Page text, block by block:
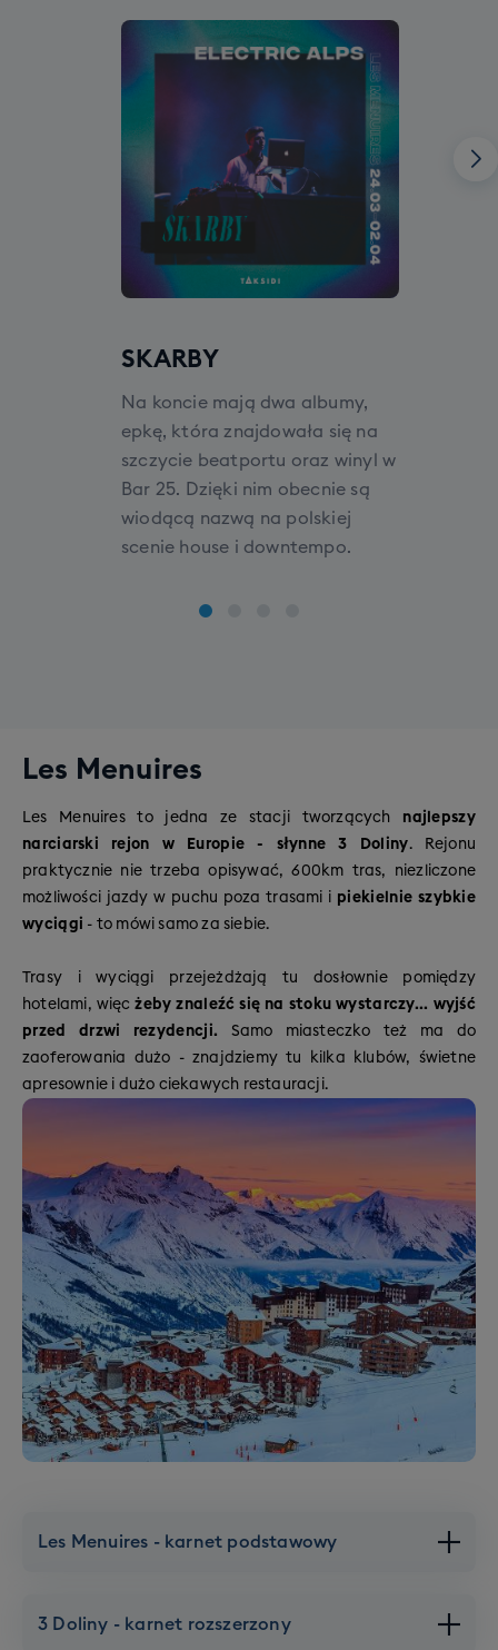
SKARBY
Na koncie mają dwa albumy,
epkę, która znajdowała się na
szczycie beatportu oraz winyl w
Bar 25. Dzięki nim obecnie są
wiodącą nazwą na polskiej
scenie house i downtempo.
Les Menuires
Les Menuires to jedna ze stacji tworzących najlepszy
narciarski rejon w Europie - słynne 3 Doliny. Rejonu
praktycznie nie trzeba opisywać, 600km tras, niezliczone
możliwości jazdy w puchu poza trasami i piekielnie szybkie
wyciągi - to mówi samo za siebie.
Trasy i wyciągi przejeżdżają tu dosłownie pomiędzy
hotelami, więcżeby znaleźć się na stoku wystarczy... wyjść
przed drzwi rezydencji. Samo miasteczko też ma do
zaoferowania dużo - znajdziemy tu kilka klubów, świetne
apresownie i dużo ciekawych restauracji.
Les Menuires - karnet podstawowy
3 Doliny - karnet rozszerzony